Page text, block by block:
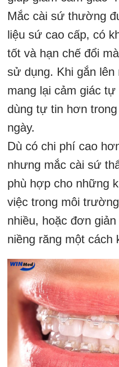
Mắc cài sứ thường
liệu sứ cao cấp, có
tốt và hạn chế đổi
sử dụng. Khi gắn
mang lại cảm giác
dùng tự tin hơn
ngày.
Dù có chi phí cao
nhưng mắc cài sứ
phù hợp cho những
việc trong môi
nhiều, hoặc đơn
niềng răng một cách